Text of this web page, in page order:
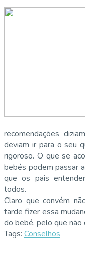
recomendações
deviam ir para o seu
rigoroso. O que se
bebés podem passar
que os pais
todos.
Claro que convém
tarde fizer essa
do bebé, pelo que
Tags: Conselhos